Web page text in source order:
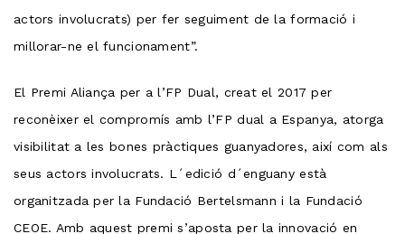
actors involucrats) per fer seguiment de la formació i
millorar-ne el funcionament”.
El Premi Aliança per a l’FP Dual, creat el 2017 per
reconèixer el compromís amb l’FP dual a Espanya, atorga
visibilitat a les bones pràctiques guanyadores, així com als
seus actors involucrats. L´edició d´enguany està
organitzada per la Fundació Bertelsmann i la Fundació
CEOE. Amb aquest premi s’aposta per la innovació en